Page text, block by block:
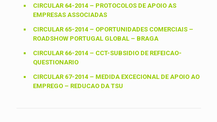
CIRCULAR 64-2014 – PROTOCOLOS DE APOIO AS
EMPRESAS ASSOCIADAS
CIRCULAR 65-2014 – OPORTUNIDADES COMERCIAIS –
ROADSHOW PORTUGAL GLOBAL – BRAGA
CIRCULAR 66-2014 – CCT-SUBSIDIO DE REFEICAO-
QUESTIONARIO
CIRCULAR 67-2014 – MEDIDA EXCECIONAL DE APOIO AO
EMPREGO – REDUCAO DA TSU